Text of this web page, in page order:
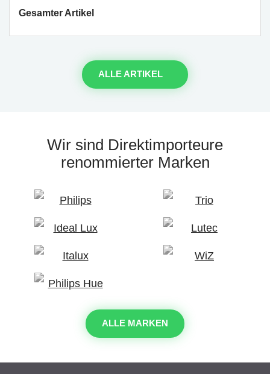
Gesamter Artikel
ALLE ARTIKEL
Wir sind Direktimporteure
renommierter Marken
ALLE MARKEN